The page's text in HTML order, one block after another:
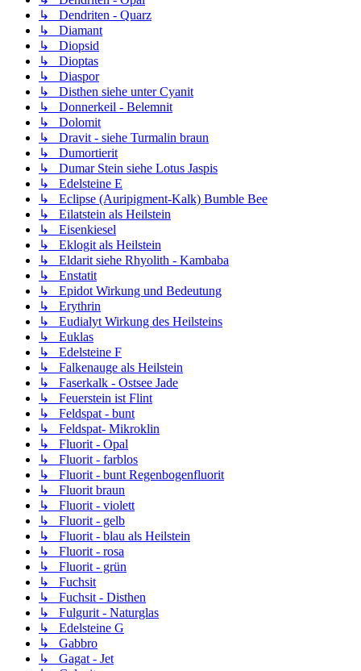
↳ Dendriten - Quarz
↳ Diamant
↳ Diopsid
↳ Dioptas
↳ Diaspor
↳ Disthen siehe unter Cyanit
↳ Donnerkeil - Belemnit
↳ Dolomit
↳ Dravit - siehe Turmalin braun
↳ Dumortierit
↳ Dumar Stein siehe Lotus Jaspis
↳ Edelsteine E
↳ Eclipse (Auripigment-Kalk) Bumble Bee
↳ Eilatstein als Heilstein
↳ Eisenkiesel
↳ Eklogit als Heilstein
↳ Eldarit siehe Rhyolith - Kambaba
↳ Enstatit
↳ Epidot Wirkung und Bedeutung
↳ Erythrin
↳ Eudialyt Wirkung des Heilsteins
↳ Euklas
↳ Edelsteine F
↳ Falkenauge als Heilstein
↳ Faserkalk - Ostsee Jade
↳ Feuerstein ist Flint
↳ Feldspat - bunt
↳ Feldspat- Mikroklin
↳ Fluorit - Opal
↳ Fluorit - farblos
↳ Fluorit - bunt Regenbogenfluorit
↳ Fluorit braun
↳ Fluorit - violett
↳ Fluorit - gelb
↳ Fluorit - blau als Heilstein
↳ Fluorit - rosa
↳ Fluorit - grün
↳ Fuchsit
↳ Fuchsit - Disthen
↳ Fulgurit - Naturglas
↳ Edelsteine G
↳ Gabbro
↳ Gagat - Jet